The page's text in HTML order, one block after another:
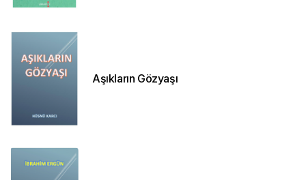
Aşıkların Gözyaşı